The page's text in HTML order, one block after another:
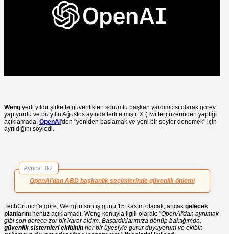
Weng yedi yıldır şirkette güvenlikten sorumlu başkan yardımcısı olarak görev
yapıyordu ve bu yılın Ağustos ayında terfi etmişti. X (Twitter) üzerinden yaptığı
açıklamada, OpenAI'den "yeniden başlamak ve yeni bir şeyler denemek" için
ayrıldığını söyledi.
Ayrıca Bkz.
OpenAI'dan ABD başkanlık seçimlerinde güvenlik önlemi
TechCrunch'a göre, Weng'in son iş günü 15 Kasım olacak, ancak gelecek
planlarını henüz açıklamadı. Weng konuyla ilgili olarak: "OpenAI'dan ayrılmak
gibi son derece zor bir karar aldım. Başardıklarımıza dönüp baktığımda,
güvenlik sistemleri ekibinin her bir üyesiyle gurur duyuyorum ve ekibin